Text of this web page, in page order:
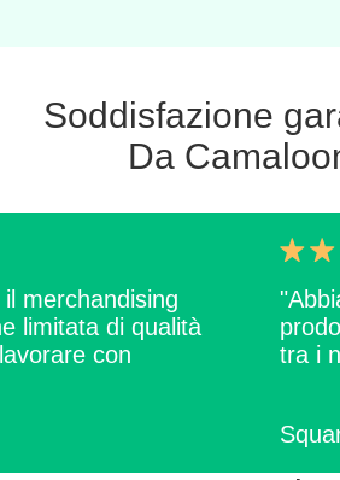
Soddisfazione
Da
merchandising
limitata di qualità
con
tra i